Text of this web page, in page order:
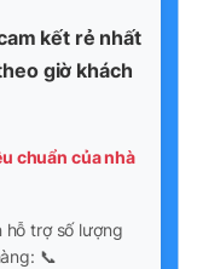
kết rẻ nhất
giờ khách
chuẩn của nhà
hỗ trợ số lượng
📞